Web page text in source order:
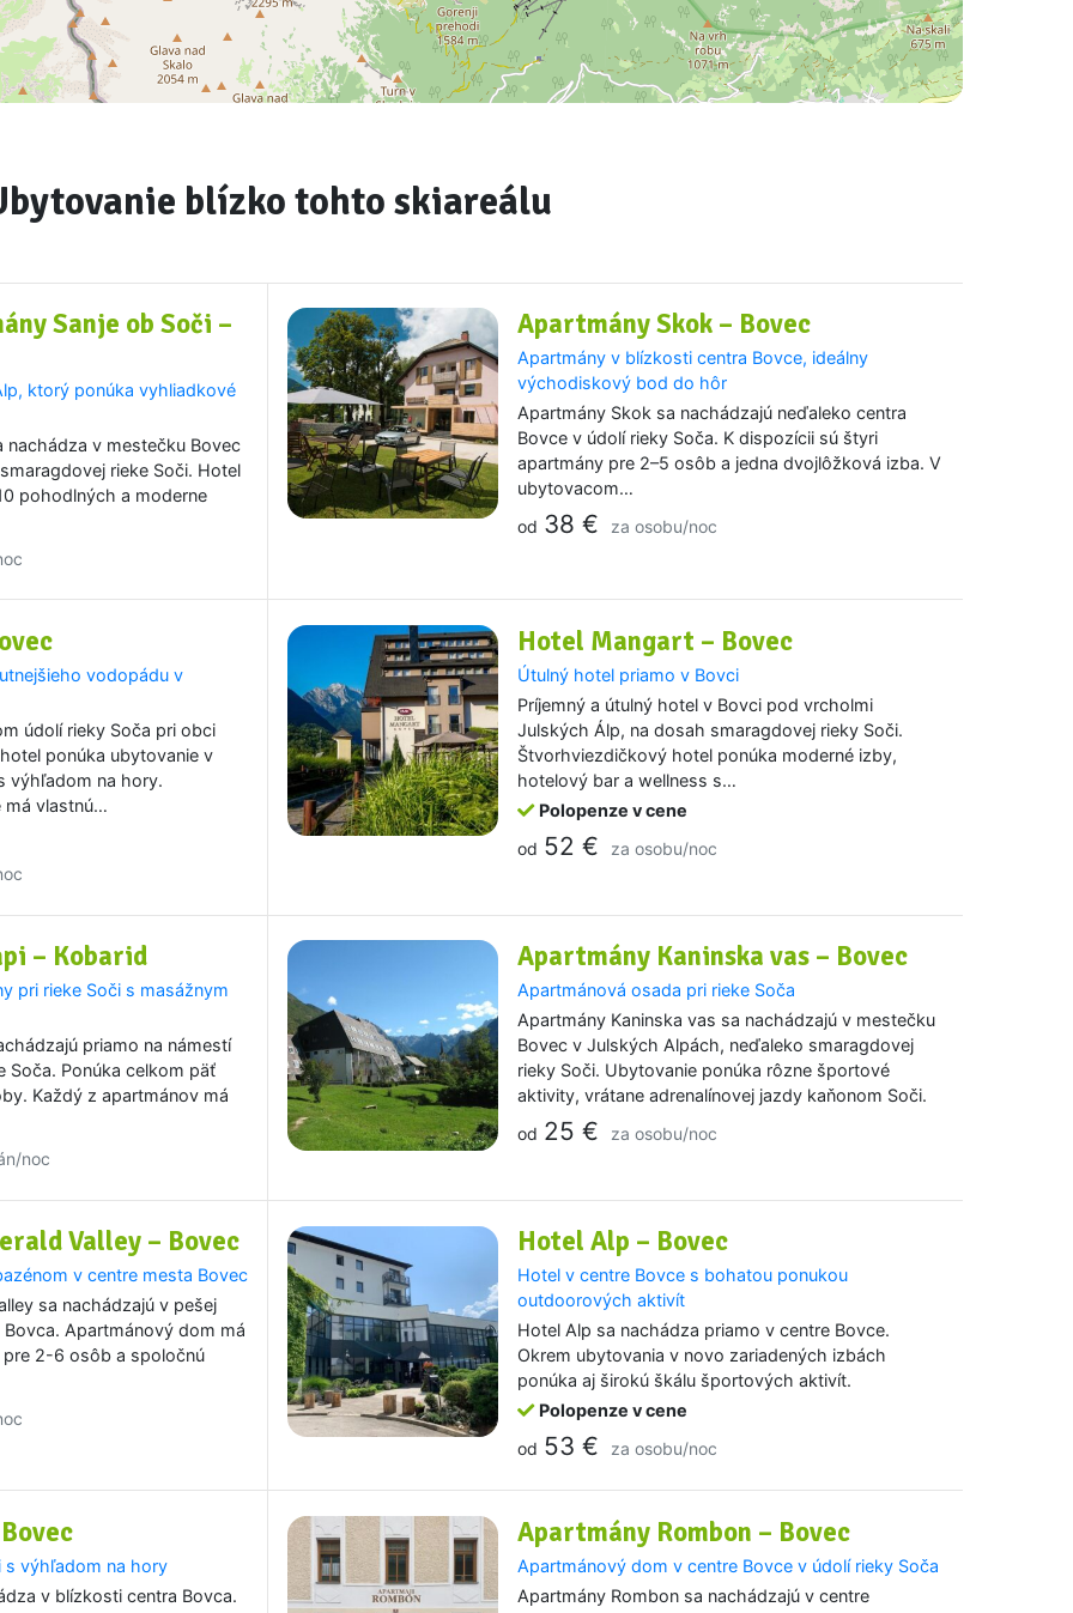
blízko tohto skiareálu
Sanje ob Soči –
ktorý ponúka vyhliadkové
nachádza v mestečku Bovec
rieke Soči. Hotel
pohodlných a moderne
Apartmány Skok – Bovec
Apartmány v blízkosti centra Bovce, ideálny
východiskový bod do hôr
Apartmány Skok sa nachádzajú neďaleko centra
Bovce v údolí rieky Soča. K dispozícii sú štyri
apartmány pre 2–5 osôb a jedna dvojlôžková izba. V
ubytovacom…
od 38 € za osobu/noc
vodopádu v
údolí rieky Soča pri obci
ponúka ubytovanie v
výhľadom na hory.
má vlastnú…
Hotel Mangart – Bovec
Útulný hotel priamo v Bovci
Príjemný a útulný hotel v Bovci pod vrcholmi
Julských Álp, na dosah smaragdovej rieky Soči.
Štvorhviezdičkový hotel ponúka moderné izby,
hotelový bar a wellness s…
Polopenze v cene
od 52 € za osobu/noc
– Kobarid
pri rieke Soči s masážnym
priamo na námestí
Soča. Ponúka celkom päť
Každý z apartmánov má
noc
Apartmány Kaninska vas – Bovec
Apartmánová osada pri rieke Soča
Apartmány Kaninska vas sa nachádzajú v mestečku
Bovec v Julských Alpách, neďaleko smaragdovej
rieky Soči. Ubytovanie ponúka rôzne športové
aktivity, vrátane adrenalínovej jazdy kaňonom Soči.
od 25 € za osobu/noc
Valley – Bovec
v centre mesta Bovec
sa nachádzajú v pešej
Apartmánový dom má
2-6 osôb a spoločnú
Hotel Alp – Bovec
Hotel v centre Bovce s bohatou ponukou
outdoorových aktivít
Hotel Alp sa nachádza priamo v centre Bovce.
Okrem ubytovania v novo zariadených izbách
ponúka aj širokú škálu športových aktivít.
Polopenze v cene
od 53 € za osobu/noc
s výhľadom na hory
v blízkosti centra Bovca.
Apartmány Rombon – Bovec
Apartmánový dom v centre Bovce v údolí rieky Soča
Apartmány Rombon sa nachádzajú v centre